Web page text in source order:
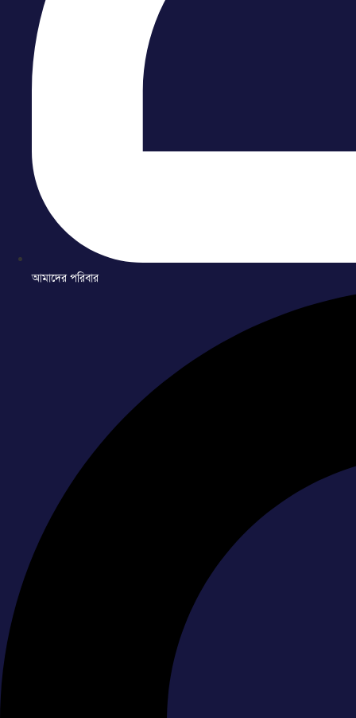
আমাদের পরিবার